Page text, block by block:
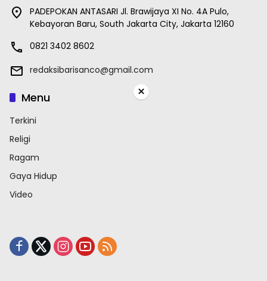
PADEPOKAN ANTASARI Jl. Brawijaya XI No. 4A Pulo,
Kebayoran Baru, South Jakarta City, Jakarta 12160
0821 3402 8602
redaksibarisanco@gmail.com
Menu
Terkini
Religi
Ragam
Gaya Hidup
Video
×